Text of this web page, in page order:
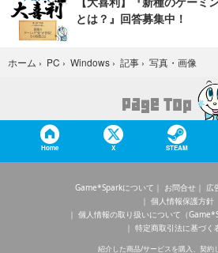
とは？』回答募集中！
ホーム › PC › Windows › 記事 › 写真・画像
Home X STEAM
Game*Sparkについて お問合せ 広
個人情報保護方針
個人情報の取り扱いについて（
特定商取引法に基づく
紹介した商品/サービスを購入、契約